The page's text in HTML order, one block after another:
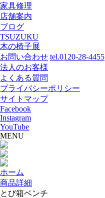
家具修理
店舗案内
ブログ
TSUZUKU
木の椅子展
お問い合わせ tel.0120-28-4455
法人のお客様
よくある質問
プライバシーポリシー
サイトマップ
Facebook
Instagram
YouTube
MENU
ホーム
商品詳細
とび箱ベンチ